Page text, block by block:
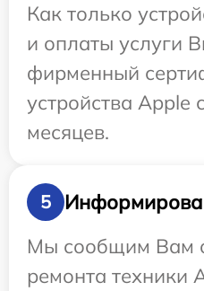
Как только
и оплаты услуги
фирменный
устройства Apple
месяцев.
5
Мы сообщим Вам
ремонта техники